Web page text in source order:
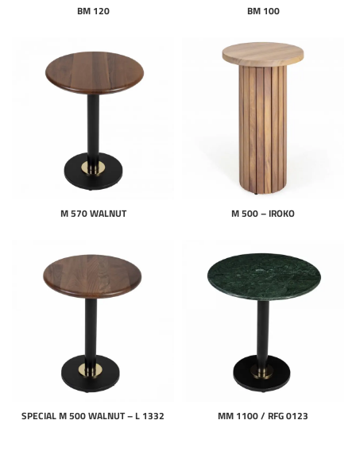
BM 100
BM 120
M 500 – IROKO
M 570 WALNUT
MM 1100 / RFG 0123
SPECIAL M 500 WALNUT – L 1332